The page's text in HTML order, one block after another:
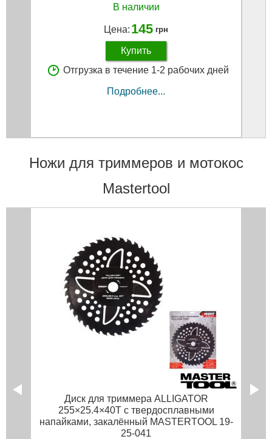
В наличии
Цена: 145 грн
Купить
Отгрузка в течение 1-2 рабочих дней
Подробнее...
Ножи для триммеров и мотокос
Mastertool
Диск для триммера ALLIGATOR
255×25.4×40Т с твердосплавными
напайками, закалённый MASTERTOOL 19-
25-041